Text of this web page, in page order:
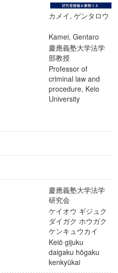
カメイ, ゲンタロウ
Kamei, Gentaro
慶應義塾大学法学
部教授
Professor of
criminal law and
procedure, Keio
University
慶應義塾大学法学
研究会
ケイオウ ギジュク
ダイガク ホウガク
ケンキュウカイ
Keiō gijuku
daigaku hōgaku
kenkyūkai